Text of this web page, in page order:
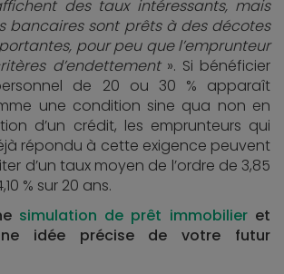
des taux intéressants, mais
bancaires sont prêts à des décotes
pour peu que l’emprunteur
d’endettement». Si bénéficier
de 20 ou 30 % apparaît
une condition sine qua non en
d’un crédit, les emprunteurs qui
répondu à cette exigence peuvent
d’un taux moyen de l’ordre de 3,85
% sur 20 ans.
simulation de prêt immobilieret
idée précise de votre futur